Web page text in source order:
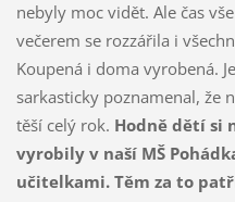
nebyly moc vidět. Ale čas
večerem se rozzářila i
Koupená i doma vyrobená.
sarkasticky poznamenal, že
těší celý rok. Hodně dětí si
vyrobily v naší MŠ
učitelkami. Těm za to